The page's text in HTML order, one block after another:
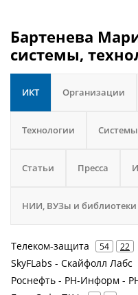
Бартенева
системы,
ИКТ Организации
Технологии Системы
Статьи Пресса
НИИ, ВУЗы и библиотеки
Телеком-защита 54 22
SkyFLabs - Скайфолл Лабс
Роснефть - РН-Информ -